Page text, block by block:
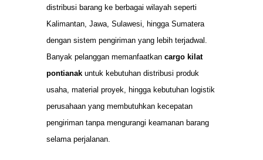
distribusi barang ke berbagai wilayah seperti
Kalimantan, Jawa, Sulawesi, hingga Sumatera
dengan sistem pengiriman yang lebih terjadwal.
Banyak pelanggan memanfaatkan cargo kilat
pontianak untuk kebutuhan distribusi produk
usaha, material proyek, hingga kebutuhan logistik
perusahaan yang membutuhkan kecepatan
pengiriman tanpa mengurangi keamanan barang
selama perjalanan.